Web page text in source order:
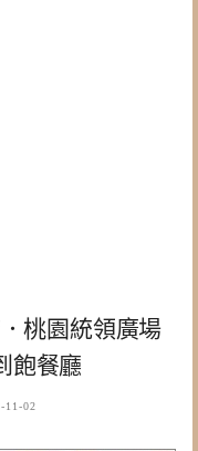
桃園統領廣場
飽餐廳
11-02